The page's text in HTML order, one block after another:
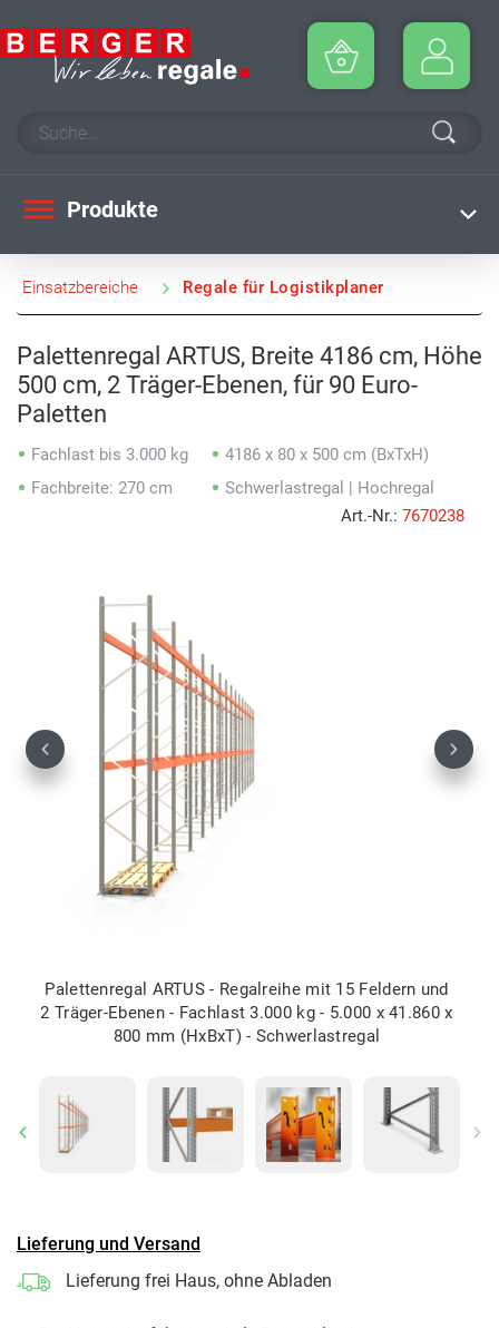
Produkte
Einsatzbereiche Regale für Logistikplaner
Palettenregal ARTUS, Breite 4186 cm, Höhe
500 cm, 2 Träger-Ebenen, für 90 Euro-
Paletten
Fachlast bis 3.000 kg
Fachbreite: 270 cm
4186 x 80 x 500 cm (BxTxH)
Schwerlastregal | Hochregal
Art.-Nr.: 7670238
Palettenregal ARTUS - Regalreihe mit 15 Feldern und
2 Träger-Ebenen - Fachlast 3.000 kg - 5.000 x 41.860 x
800 mm (HxBxT) - Schwerlastregal
Previous Next
Previous
Lieferung und Versand
Lieferung frei Haus, ohne Abladen